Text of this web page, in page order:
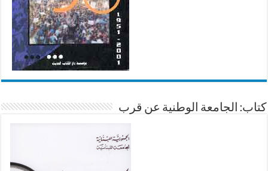
كتاب: الجامعة الوطنية عن قرب